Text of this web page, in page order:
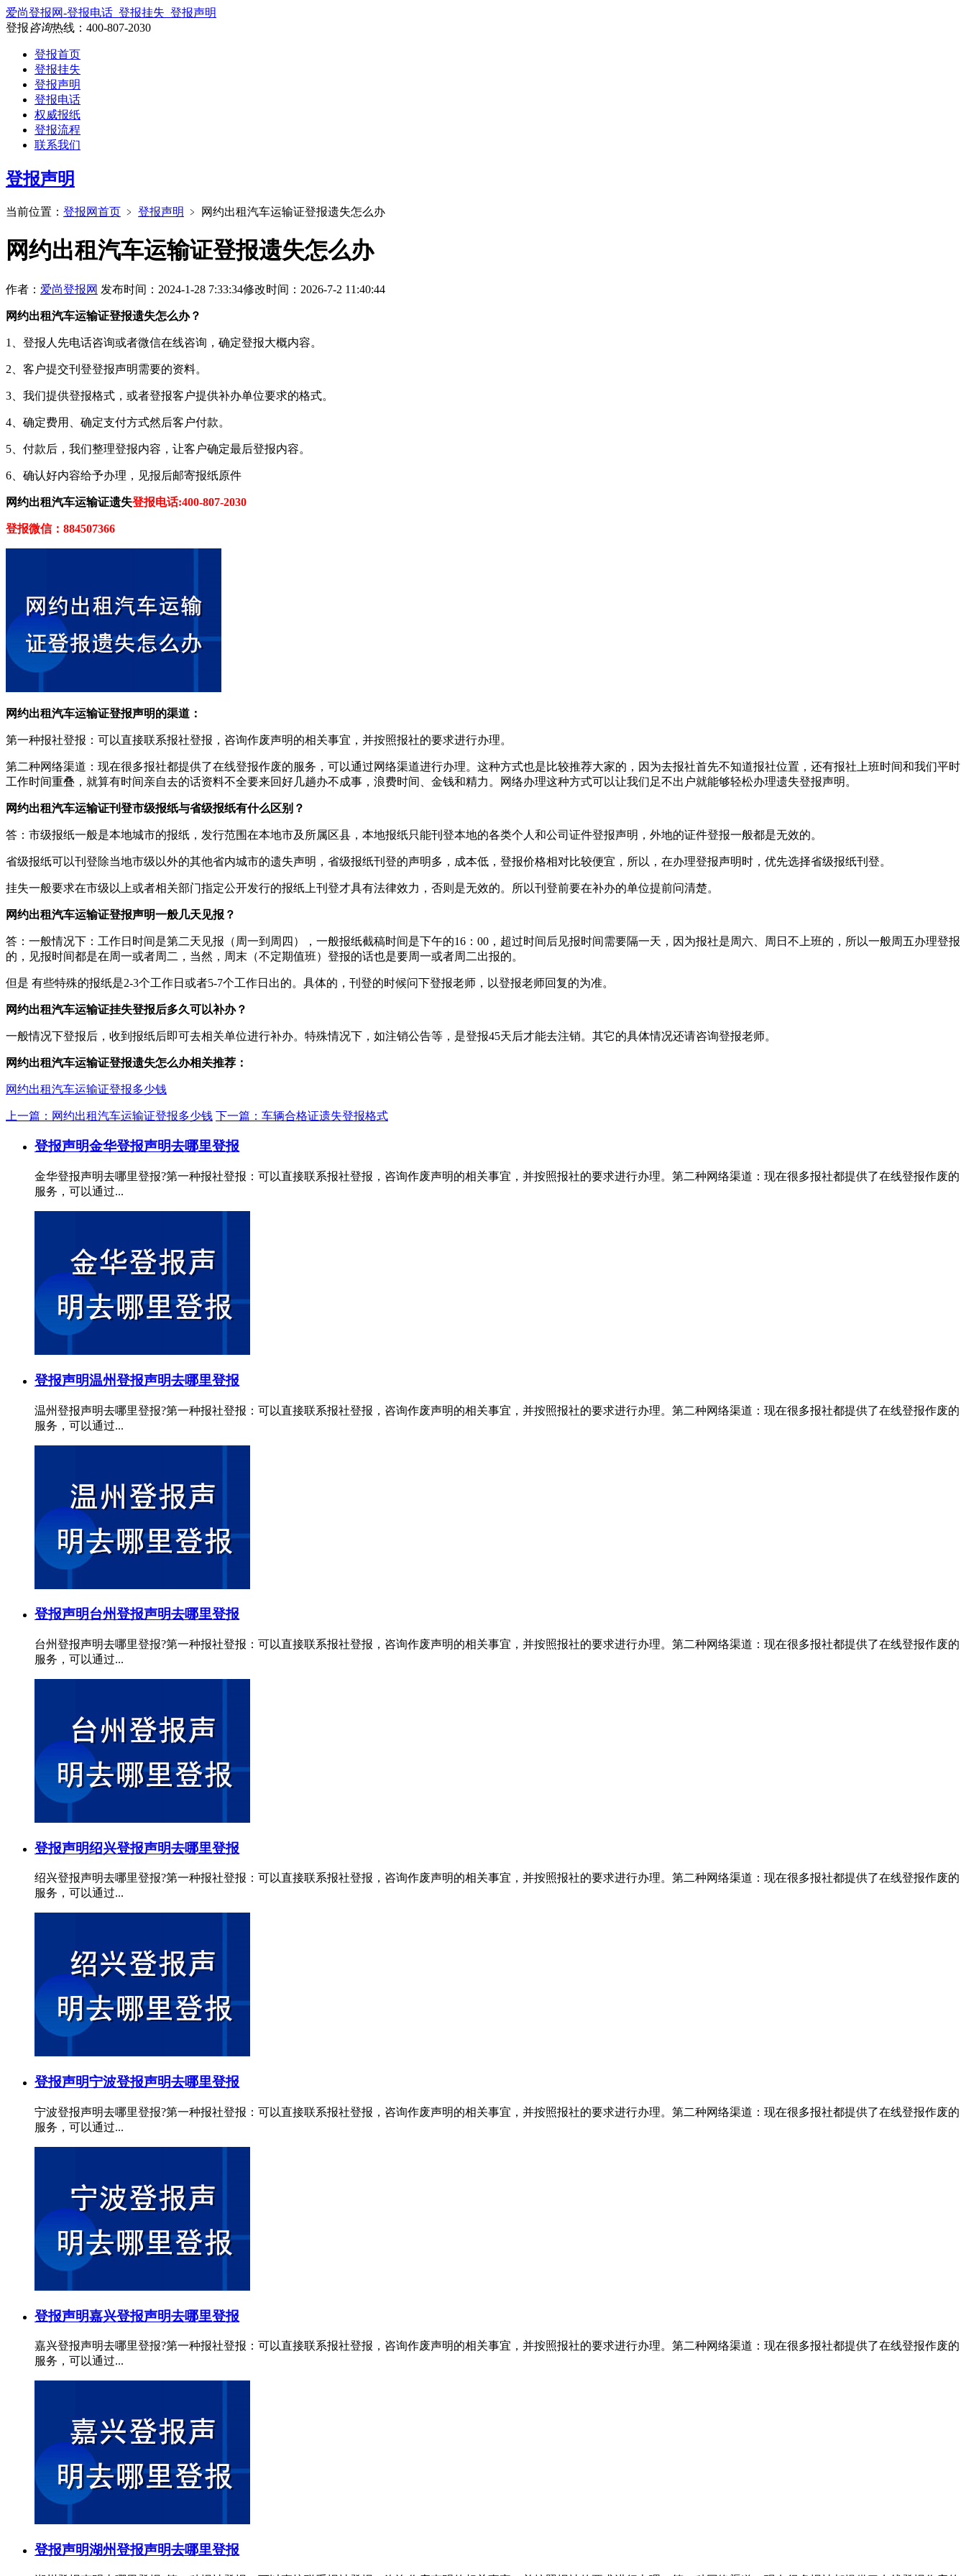
爱尚登报网-登报电话_登报挂失_登报声明
登报咨询热线： 400-807-2030
登报首页
登报挂失
登报声明
登报电话
权威报纸
登报流程
联系我们
登报声明
当前位置： 登报网首页 ﹥ 登报声明 ﹥ 网约出租汽车运输证登报遗失怎么办
网约出租汽车运输证登报遗失怎么办
作者： 爱尚登报网 发布时间：2024-1-28 7:33:34修改时间：2026-7-2 11:40:44
网约出租汽车运输证登报遗失怎么办？
1、登报人先电话咨询或者微信在线咨询，确定登报大概内容。
2、客户提交刊登登报声明需要的资料。
3、我们提供登报格式，或者登报客户提供补办单位要求的格式。
4、确定费用、确定支付方式然后客户付款。
5、付款后，我们整理登报内容，让客户确定最后登报内容。
6、确认好内容给予办理，见报后邮寄报纸原件
网约出租汽车运输证遗失登报电话:400-807-2030
登报微信：884507366
网约出租汽车运输证登报声明的渠道：
第一种报社登报：可以直接联系报社登报，咨询作废声明的相关事宜，并按照报社的要求进行办理。
第二种网络渠道：现在很多报社都提供了在线登报作废的服务，可以通过网络渠道进行办理。这种方式也是比较推荐大家的，因为去报社首先不知道报社位置，还有报社上班时间和我们平时
工作时间重叠，就算有时间亲自去的话资料不全要来回好几趟办不成事，浪费时间、金钱和精力。网络办理这种方式可以让我们足不出户就能够轻松办理遗失登报声明。
网约出租汽车运输证刊登市级报纸与省级报纸有什么区别？
答：市级报纸一般是本地城市的报纸，发行范围在本地市及所属区县，本地报纸只能刊登本地的各类个人和公司证件登报声明，外地的证件登报一般都是无效的。
省级报纸可以刊登除当地市级以外的其他省内城市的遗失声明，省级报纸刊登的声明多，成本低，登报价格相对比较便宜，所以，在办理登报声明时，优先选择省级报纸刊登。
挂失一般要求在市级以上或者相关部门指定公开发行的报纸上刊登才具有法律效力，否则是无效的。所以刊登前要在补办的单位提前问清楚。
网约出租汽车运输证登报声明一般几天见报？
答：一般情况下：工作日时间是第二天见报（周一到周四），一般报纸截稿时间是下午的16：00，超过时间后见报时间需要隔一天，因为报社是周六、周日不上班的，所以一般周五办理登报
的，见报时间都是在周一或者周二，当然，周末（不定期值班）登报的话也是要周一或者周二出报的。
但是 有些特殊的报纸是2-3个工作日或者5-7个工作日出的。具体的，刊登的时候问下登报老师，以登报老师回复的为准。
网约出租汽车运输证挂失登报后多久可以补办？
一般情况下登报后，收到报纸后即可去相关单位进行补办。特殊情况下，如注销公告等，是登报45天后才能去注销。其它的具体情况还请咨询登报老师。
网约出租汽车运输证登报遗失怎么办相关推荐：
网约出租汽车运输证登报多少钱
上一篇：网约出租汽车运输证登报多少钱 下一篇：车辆合格证遗失登报格式
登报声明金华登报声明去哪里登报
金华登报声明去哪里登报?第一种报社登报：可以直接联系报社登报，咨询作废声明的相关事宜，并按照报社的要求进行办理。第二种网络渠道：现在很多报社都提供了在线登报作废的
服务，可以通过...
登报声明温州登报声明去哪里登报
温州登报声明去哪里登报?第一种报社登报：可以直接联系报社登报，咨询作废声明的相关事宜，并按照报社的要求进行办理。第二种网络渠道：现在很多报社都提供了在线登报作废的
服务，可以通过...
登报声明台州登报声明去哪里登报
台州登报声明去哪里登报?第一种报社登报：可以直接联系报社登报，咨询作废声明的相关事宜，并按照报社的要求进行办理。第二种网络渠道：现在很多报社都提供了在线登报作废的
服务，可以通过...
登报声明绍兴登报声明去哪里登报
绍兴登报声明去哪里登报?第一种报社登报：可以直接联系报社登报，咨询作废声明的相关事宜，并按照报社的要求进行办理。第二种网络渠道：现在很多报社都提供了在线登报作废的
服务，可以通过...
登报声明宁波登报声明去哪里登报
宁波登报声明去哪里登报?第一种报社登报：可以直接联系报社登报，咨询作废声明的相关事宜，并按照报社的要求进行办理。第二种网络渠道：现在很多报社都提供了在线登报作废的
服务，可以通过...
登报声明嘉兴登报声明去哪里登报
嘉兴登报声明去哪里登报?第一种报社登报：可以直接联系报社登报，咨询作废声明的相关事宜，并按照报社的要求进行办理。第二种网络渠道：现在很多报社都提供了在线登报作废的
服务，可以通过...
登报声明湖州登报声明去哪里登报